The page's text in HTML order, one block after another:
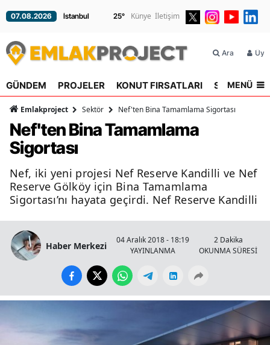
07.08.2026 25° Künye İletişim
Ara
GÜNDEM PROJELER KONUT FIRSATLARI SEKTÖR
MENÜ
Emlakproject Sektör Nef'ten Bina Tamamlama Sigortası
Nef'ten Bina Tamamlama
Sigortası
Nef, iki yeni projesi Nef Reserve Kandilli ve Nef
Reserve Gölköy için Bina Tamamlama
Sigortası’nı hayata geçirdi. Nef Reserve Kandilli
Haber Merkezi
04 Aralık 2018 - 18:19
YAYINLANMA
2 Dakika
OKUNMA SÜRESİ